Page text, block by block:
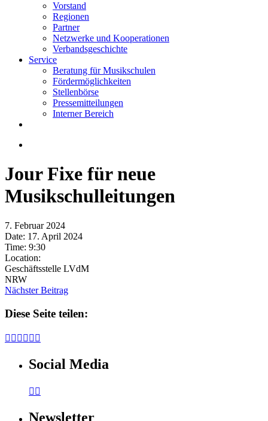
Vorstand
Regionen
Partner
Netzwerke und Kooperationen
Verbandsgeschichte
Service
Beratung für Musikschulen
Fördermöglichkeiten
Stellenbörse
Pressemitteilungen
Interner Bereich
Jour Fixe für neue
Musikschulleitungen
7. Februar 2024
Date: 17. April 2024
Time: 9:30
Location:
Geschäftsstelle LVdM
NRW
Nächster Beitrag
Diese Seite teilen:
     
Social Media
 
Newsletter